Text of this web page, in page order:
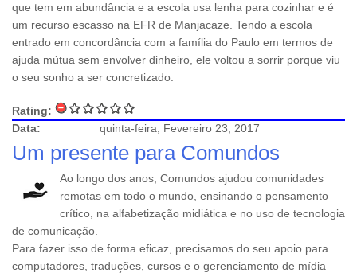
que tem em abundância e a escola usa lenha para cozinhar e é
um recurso escasso na EFR de Manjacaze. Tendo a escola
entrado em concordância com a família do Paulo em termos de
ajuda mútua sem envolver dinheiro, ele voltou a sorrir porque viu
o seu sonho a ser concretizado.
Rating:
Data:
quinta-feira, Fevereiro 23, 2017
Um presente para Comundos
Ao longo dos anos, Comundos ajudou comunidades
remotas em todo o mundo, ensinando o pensamento
crítico, na alfabetização midiática e no uso de tecnologia
de comunicação.
Para fazer isso de forma eficaz, precisamos do seu apoio para
computadores, traduções, cursos e o gerenciamento de mídia